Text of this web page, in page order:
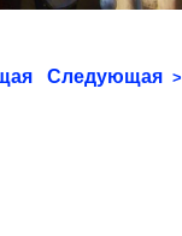
Следующая >